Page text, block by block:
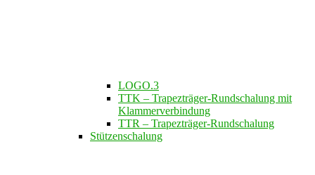
LOGO.3
TTK – Trapezträger-Rundschalung mit
Klammerverbindung
TTR – Trapezträger-Rundschalung
Stützenschalung